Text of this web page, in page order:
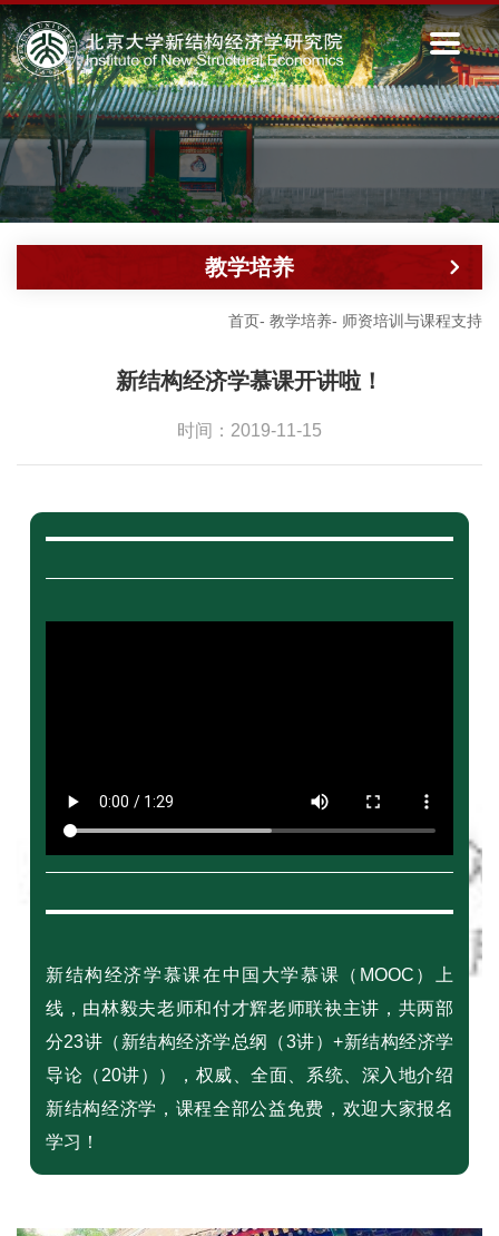
首页- 教学培养- 师资培训与课程支持
教学培养
新结构经济学慕课开讲啦！
时间：2019-11-15
新结构经济学慕课在中国大学慕课（MOOC）上
线，由林毅夫老师和付才辉老师联袂主讲，共两部
分23讲（新结构经济学总纲（3讲）+新结构经济学
导论（20讲）），权威、全面、系统、深入地介绍
新结构经济学，课程全部公益免费，欢迎大家报名
学习！